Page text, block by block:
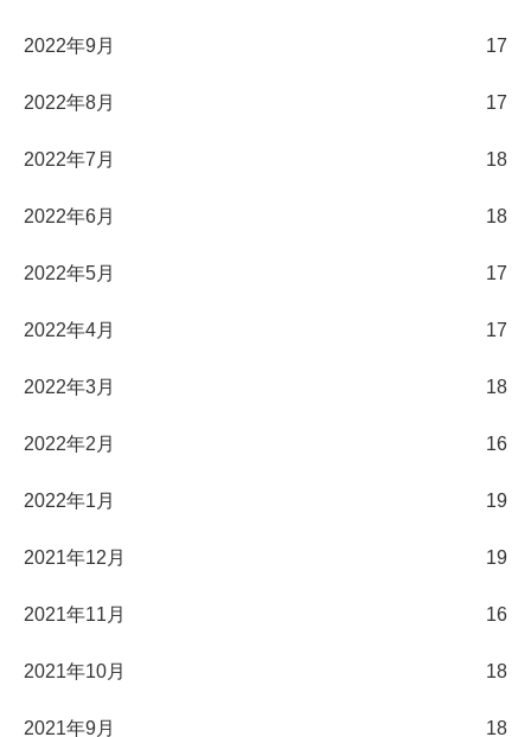
2022年9月 17
2022年8月 17
2022年7月 18
2022年6月 18
2022年5月 17
2022年4月 17
2022年3月 18
2022年2月 16
2022年1月 19
2021年12月 19
2021年11月 16
2021年10月 18
2021年9月 18